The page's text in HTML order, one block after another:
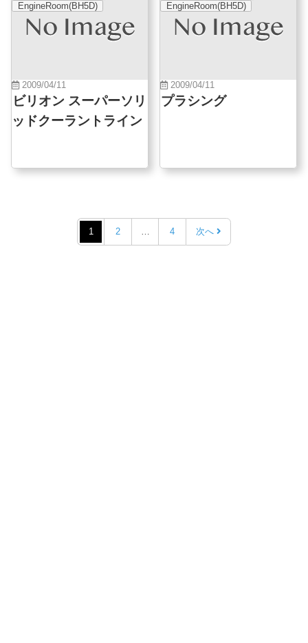
EngineRoom(BH5D)
2009/04/11
ビリオン スーパーソリ
ッドクーラントライン
EngineRoom(BH5D)
2009/04/11
プラシング
1 2 … 4 次へ